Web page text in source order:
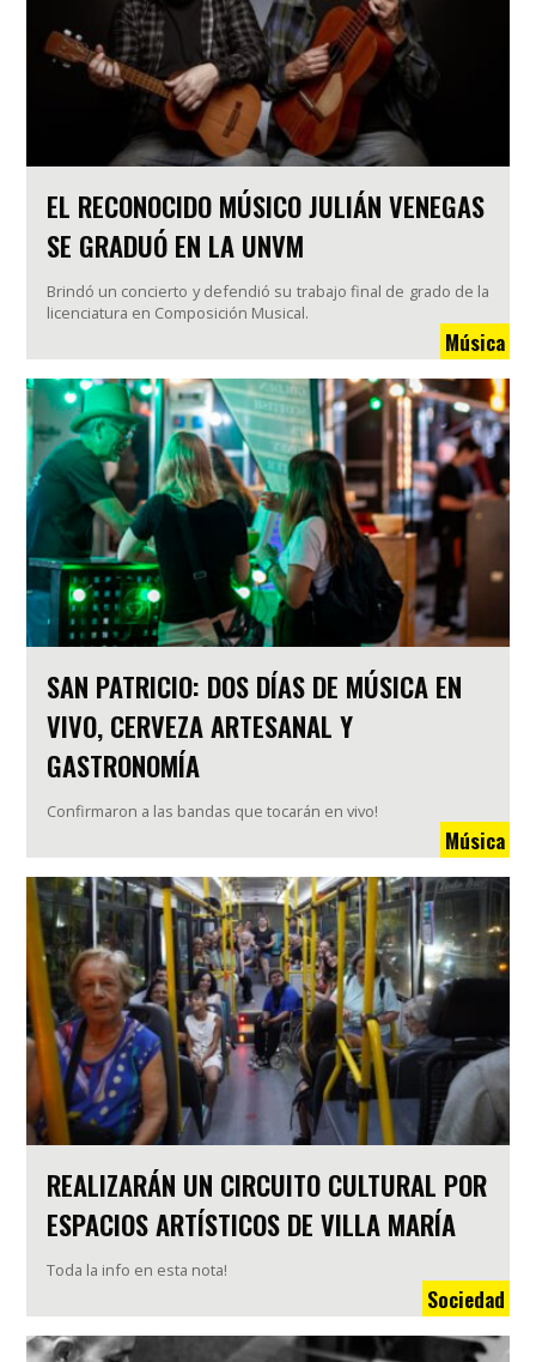
EL RECONOCIDO MÚSICO JULIÁN VENEGAS
SE GRADUÓ EN LA UNVM
Brindó un concierto y defendió su trabajo final de grado de la
licenciatura en Composición Musical.
Música
SAN PATRICIO: DOS DÍAS DE MÚSICA EN
VIVO, CERVEZA ARTESANAL Y
GASTRONOMÍA
Confirmaron a las bandas que tocarán en vivo!
Música
REALIZARÁN UN CIRCUITO CULTURAL POR
ESPACIOS ARTÍSTICOS DE VILLA MARÍA
Toda la info en esta nota!
Sociedad